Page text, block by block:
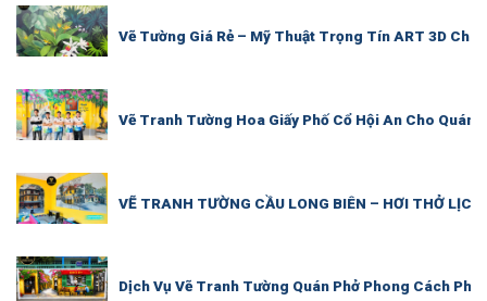
Vẽ Tường Giá Rẻ – Mỹ Thuật Trọng Tín ART 3D
Vẽ Tranh Tường Hoa Giấy Phố Cổ Hội An Cho Quán
VẼ TRANH TƯỜNG CẦU LONG BIÊN – HƠI THỞ
Dịch Vụ Vẽ Tranh Tường Quán Phở Phong Cách